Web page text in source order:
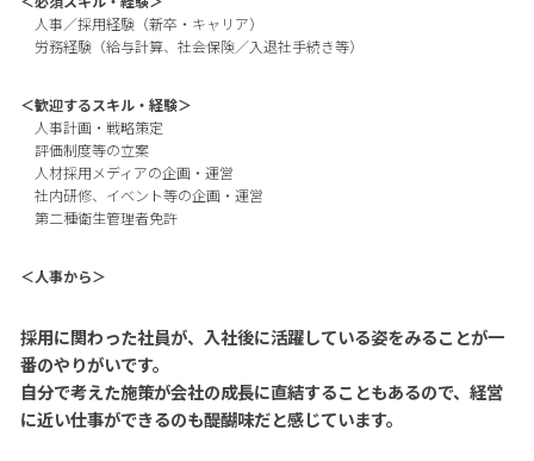
人事／採用経験（新卒・キャリア）
労務経験（給与計算、社会保険／入退社手続き等）
＜歓迎するスキル・経験＞
人事計画・戦略策定
評価制度等の立案
人材採用メディアの企画・運営
社内研修、イベント等の企画・運営
第二種衛生管理者免許
＜人事から＞
採用に関わった社員が、入社後に活躍している姿をみることが一
番のやりがいです。
自分で考えた施策が会社の成長に直結することもあるので、経営
に近い仕事ができるのも醍醐味だと感じています。